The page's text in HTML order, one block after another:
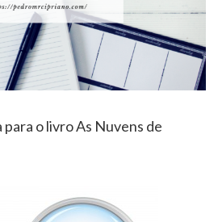
o livro As Nuvens de